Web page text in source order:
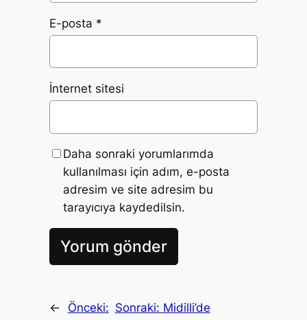
E-posta *
İnternet sitesi
Daha sonraki yorumlarımda
kullanılması için adım, e-posta
adresim ve site adresim bu
tarayıcıya kaydedilsin.
←
Önceki: Sonraki: Midilli’de